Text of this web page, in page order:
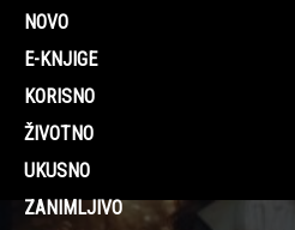
NOVO
E-KNJIGE
KORISNO
ŽIVOTNO
UKUSNO
ZANIMLJIVO